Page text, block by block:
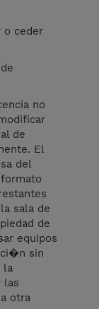
o ceder
no
de
El
del
sala de
de
equipos
sin
la
las
otra